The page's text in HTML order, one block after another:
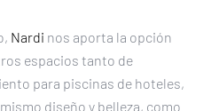
Nardi nos aporta la opción
espacios tanto de
para piscinas de hoteles,
diseño y belleza, como